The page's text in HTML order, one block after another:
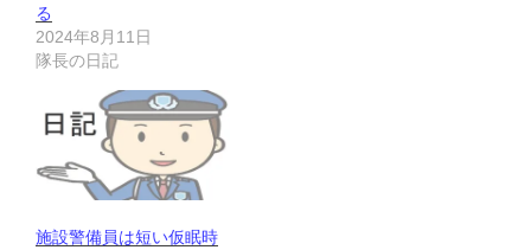
る
2024年8月11日
隊長の日記
施設警備員は短い仮眠時